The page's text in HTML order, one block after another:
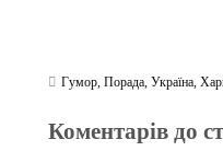
Гумор,Порада,Україна,
Коментарів до